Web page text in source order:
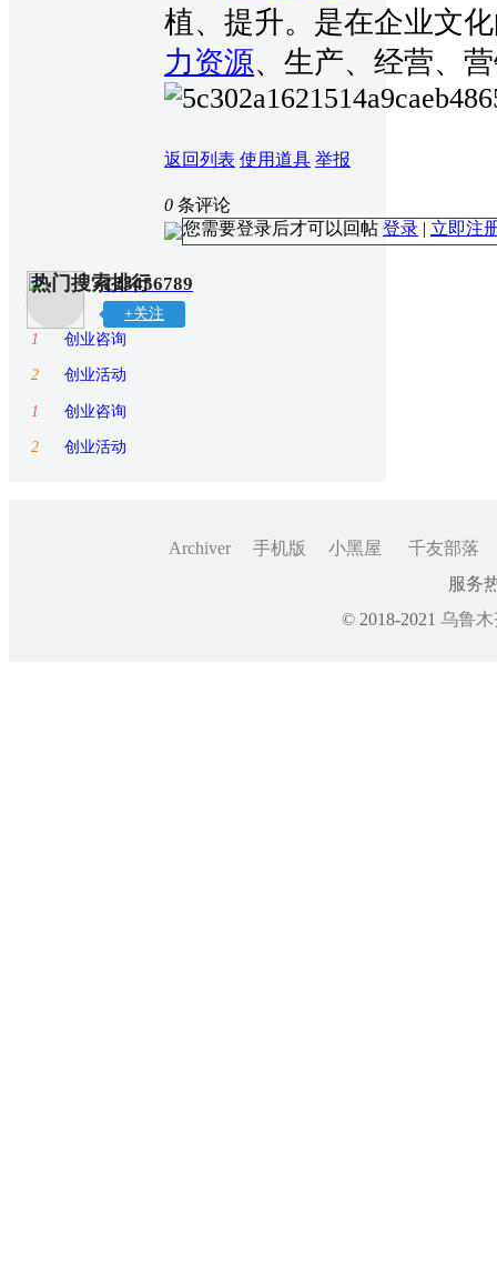
植、提升。是在企业文
力资源、生产、经营、
返回列表 使用道具 举报
0 条评论
您需要登录后才可以回帖 登录 | 立即注
123456789
+关注
热门搜索排行
1 创业咨询
2 创业活动
1 创业咨询
2 创业活动
Archiver 手机版 小黑屋
千友部落
服务
© 2018-2021 乌鲁